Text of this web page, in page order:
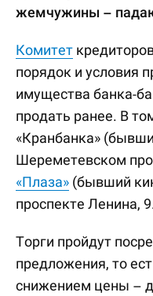
жемчужины –
Комитет
порядок и условия
имущества банка-
продать ранее. В
«Кранбанка»
Шереметевском
«Плаза» (бывший
проспекте Ленина,
Торги пройдут
предложения, то
снижением цены –